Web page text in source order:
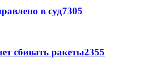
в суд7305
сбивать ракеты2355